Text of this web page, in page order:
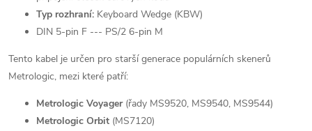
Typ rozhraní: Keyboard Wedge (KBW)
DIN 5-pin F --- PS/2 6-pin M
Tento kabel je určen pro starší generace populárních skenerů
Metrologic, mezi které patří:
Metrologic Voyager(řady MS9520, MS9540, MS9544)
Metrologic Orbit (MS7120)